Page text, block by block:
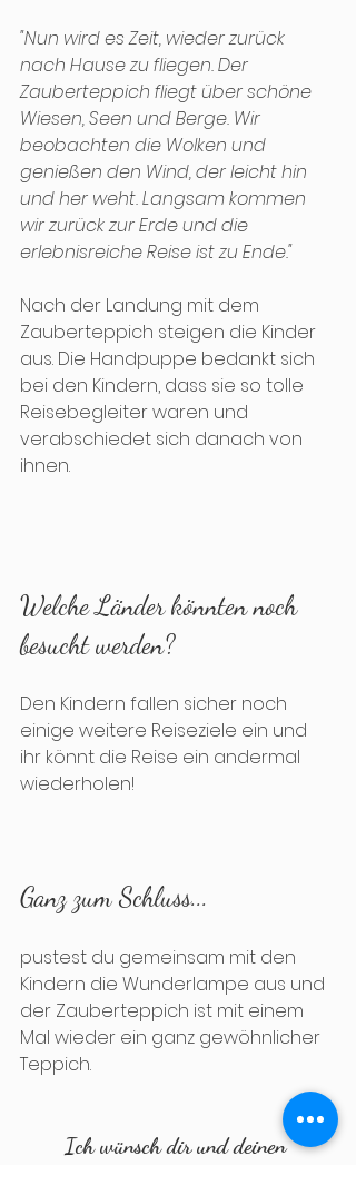
"Nun wird es Zeit, wieder zurück
nach Hause zu fliegen. Der
Zauberteppich fliegt über schöne
Wiesen, Seen und Berge. Wir
beobachten die Wolken und
genießen den Wind, der leicht hin
und her weht. Langsam kommen
wir zurück zur Erde und die
erlebnisreiche Reise ist zu Ende."
Nach der Landung mit dem
Zauberteppich steigen die Kinder
aus. Die Handpuppe bedankt sich
bei den Kindern, dass sie so tolle
Reisebegleiter waren und
verabschiedet sich danach von
ihnen.
Welche Länder könnten noch
besucht werden?
Den Kindern fallen sicher noch
einige weitere Reiseziele ein und
ihr könnt die Reise ein andermal
wiederholen!
Ganz zum Schluss...
pustest du gemeinsam mit den
Kindern die Wunderlampe aus und
der Zauberteppich ist mit einem
Mal wieder ein ganz gewöhnlicher
Teppich.
Ich wünsch dir und deinen